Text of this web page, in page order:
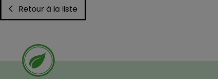
Retour à la liste